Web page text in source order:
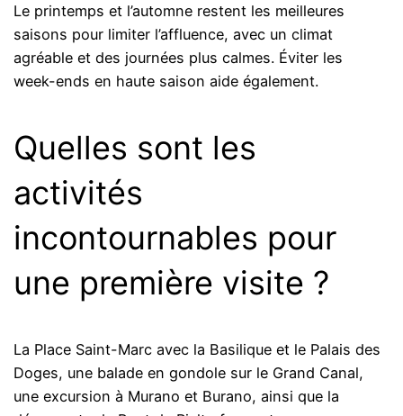
Le printemps et l’automne restent les meilleures
saisons pour limiter l’affluence, avec un climat
agréable et des journées plus calmes. Éviter les
week-ends en haute saison aide également.
Quelles sont les
activités
incontournables pour
une première visite ?
La Place Saint-Marc avec la Basilique et le Palais des
Doges, une balade en gondole sur le Grand Canal,
une excursion à Murano et Burano, ainsi que la